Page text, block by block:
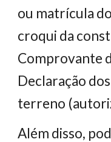
ou matrícula
croqui da
Comprovante
Declaração
terreno
Além disso,